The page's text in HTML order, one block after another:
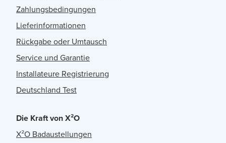
Zahlungsbedingungen
Lieferinformationen
Rückgabe oder Umtausch
Service und Garantie
Installateure Registrierung
Deutschland Test
Die Kraft von X²O
X²O Badaustellungen